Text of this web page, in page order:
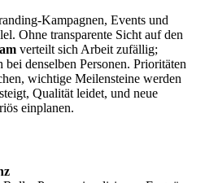
Kampagnen, Events und
Ohne transparente Sicht auf den
verteilt sich Arbeit zufällig;
denselben Personen. Prioritäten
wichtige Meilensteine werden
Qualität leidet, und neue
einplanen.